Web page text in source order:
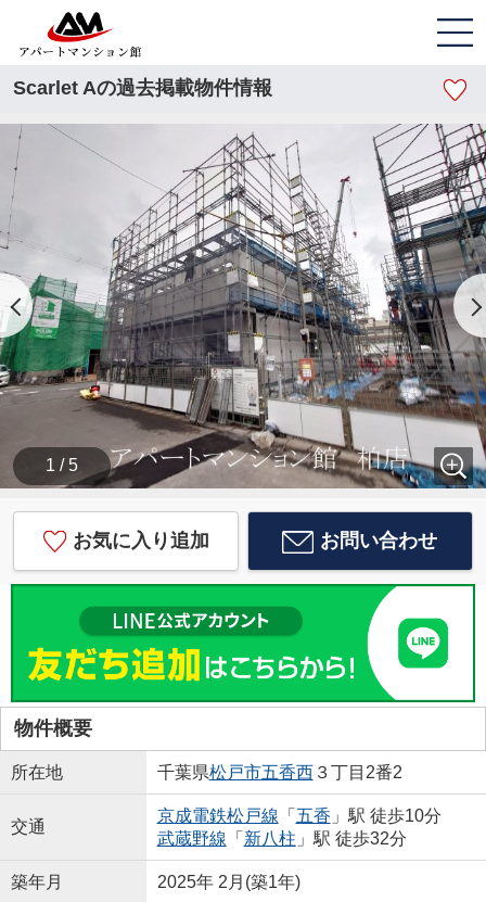
Scarlet Aの過去掲載物件情報
1 / 5
お気に入り追加 お問い合わせ
物件概要
所在地 千葉県松戸市五香西３丁目2番2
交通
京成電鉄松戸線 「 五香 」駅 徒歩10分
武蔵野線 「 新八柱 」駅 徒歩32分
築年月 2025年 2月(築1年)